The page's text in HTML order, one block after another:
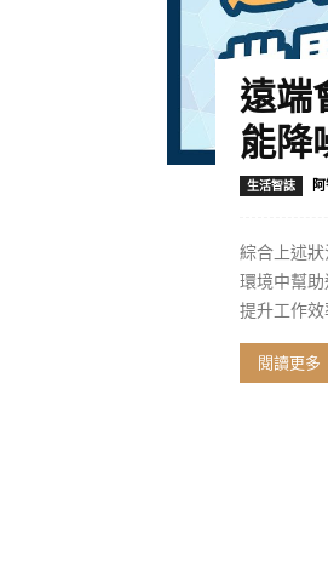
遠端
能降
生活智誌
綜合上述
環境中幫
提升工作
閱讀更多